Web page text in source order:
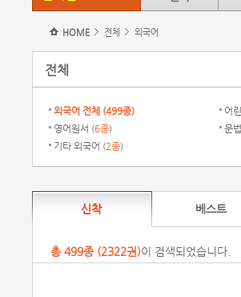
HOME 전체 외국어
전체
외국어 전체 (499종) 어
영어원서 (6종) 문
기타 외국어 (2종)
신착 베스트
총499종 (2322권)이 검색되었습니다.